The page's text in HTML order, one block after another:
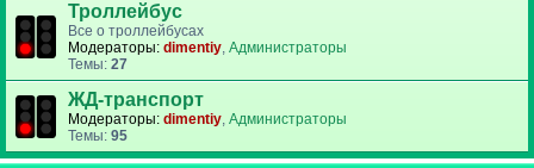
Троллейбус
Все о троллейбусах
Модераторы: dimentiy, Администраторы
Темы: 27
ЖД-транспорт
Модераторы: dimentiy, Администраторы
Темы: 95